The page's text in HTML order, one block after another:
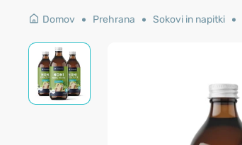
Domov Prehrana Sokovi in napitki